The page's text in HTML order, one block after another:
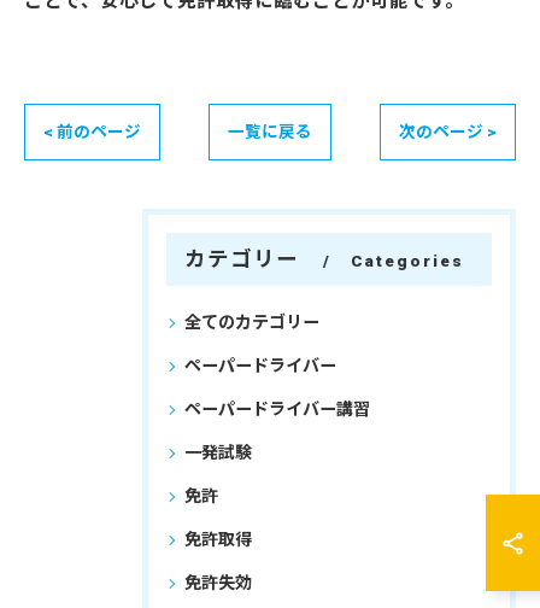
< 前のページ 一覧に戻る 次のページ >
カテゴリー Categories
全てのカテゴリー
ペーパードライバー
ペーパードライバー講習
一発試験
免許
免許取得
免許失効